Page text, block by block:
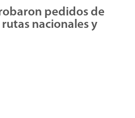
pedidos de
nacionales y